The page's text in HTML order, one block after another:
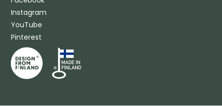
Instagram
YouTube
Pinterest